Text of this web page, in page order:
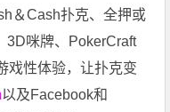
＆Cash扑克、全押或
3D咪牌、PokerCraft
戏性体验，让扑克变
以及Facebook和